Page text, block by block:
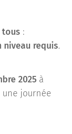
tous :
niveau requis.
2025 à
une journée